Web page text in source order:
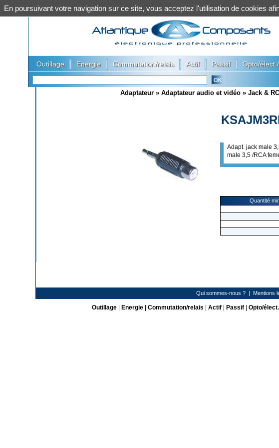
Outillage Energie Commutation/relais Actif Passif Opto/
Adaptateur » Adaptateur audio et vidéo » Jack &
Adapt. jack male
male 3,5 /RCA
Quantité
Qui sommes-nous ? | Mentions
Outillage| Energie| Commutation/relais Actif| Passif| Opto/
En poursuivant votre navigation sur ce site, vous acceptez l'utilisation de cookies